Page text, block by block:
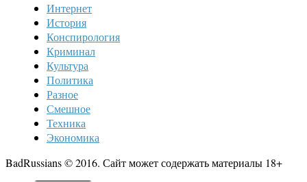
Интернет
История
Конспирология
Криминал
Культура
Политика
Разное
Смешное
Техника
Экономика
BadRussians © 2016. Сайт может содержать материалы 18+